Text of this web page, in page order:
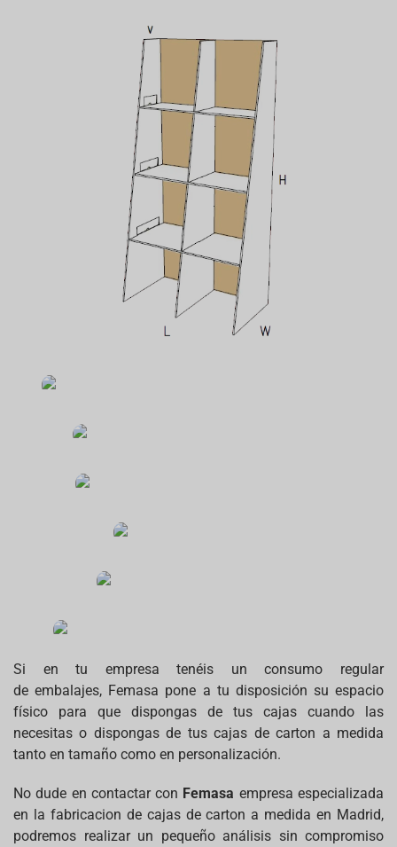
Si en tu empresa tenéis un consumo regular
de embalajes, Femasa pone a tu disposición su espacio
físico para que dispongas de tus cajas cuando las
necesitas o dispongas de tus cajas de carton a medida
tanto en tamaño como en personalización.
No dude en contactar con Femasa empresa especializada
en la fabricacion de cajas de carton a medida en Madrid,
podremos realizar un pequeño análisis sin compromiso